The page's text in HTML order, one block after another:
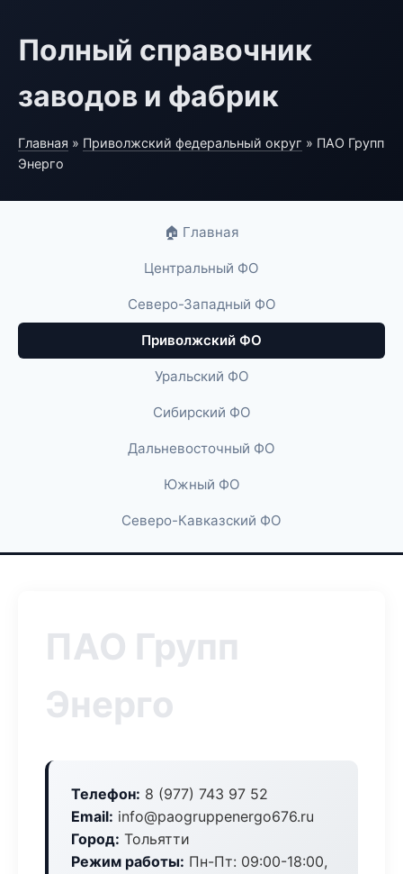
Полный справочник
заводов и фабрик
Главная » Приволжский федеральный округ » ПАО Групп
Энерго
🏠 Главная
Центральный ФО
Северо-Западный ФО
Приволжский ФО
Уральский ФО
Сибирский ФО
Дальневосточный ФО
Южный ФО
Северо-Кавказский ФО
ПАО Групп
Энерго
Телефон: 8 (977) 743 97 52
Email: info@paogruppenergo676.ru
Город: Тольятти
Режим работы: Пн-Пт: 09:00-18:00,